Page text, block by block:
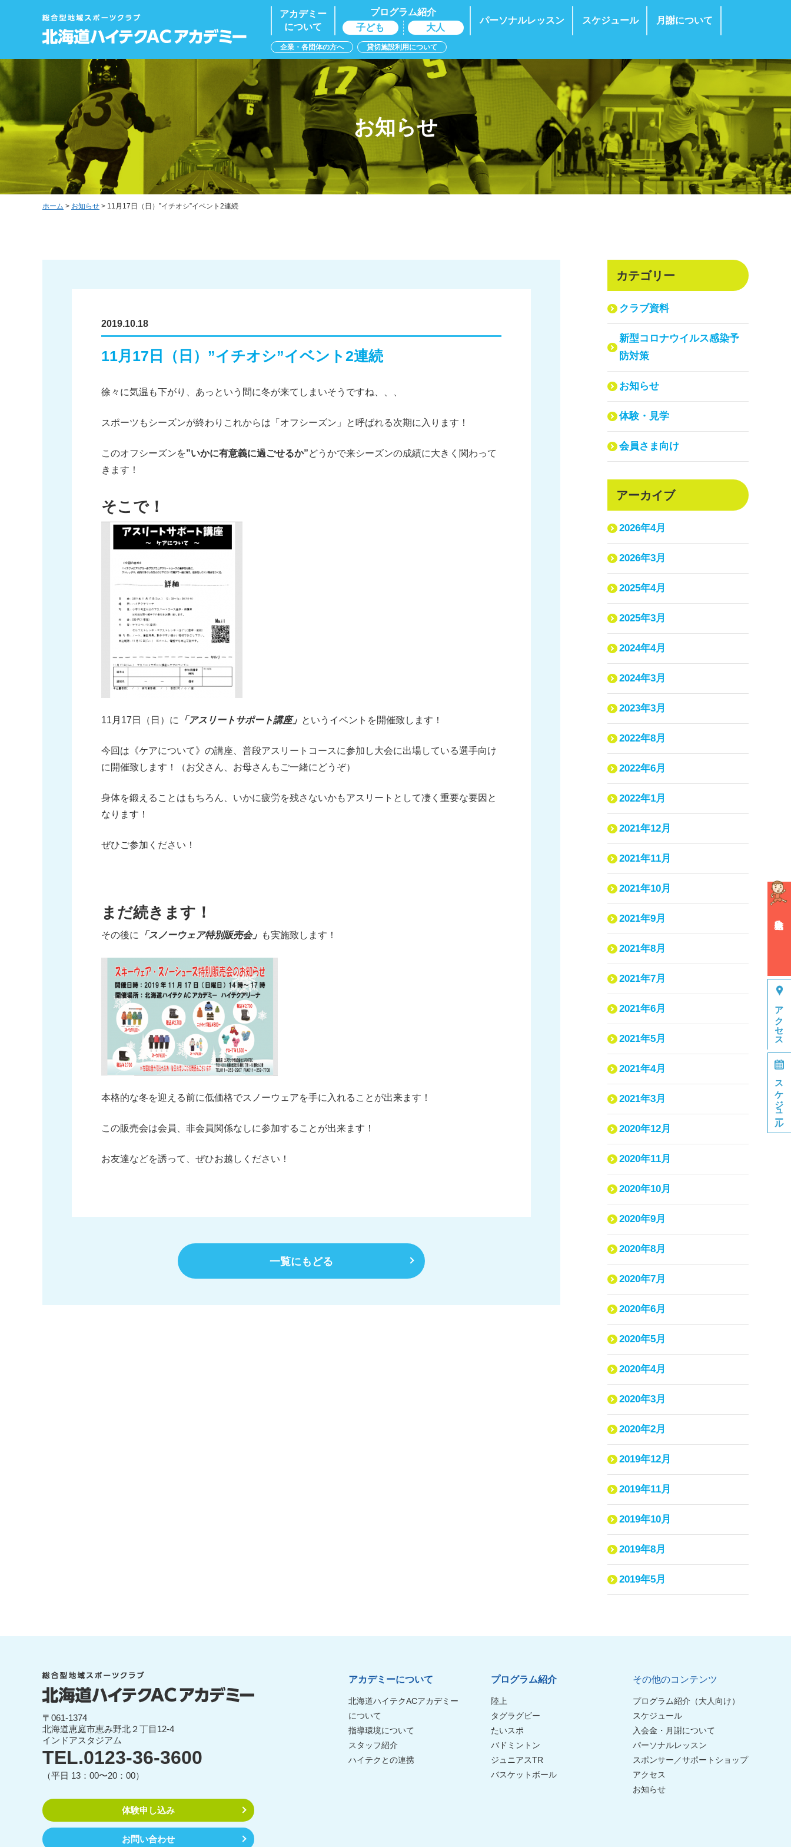
アカデミー
について
プログラム紹介
子ども
大人
パーソナルレッスン スケジュール 月謝について
企業・各団体の方へ 貸切施設利用について
お知らせ
ホーム > お知らせ > 11月17日（日）”イチオシ”イベント2連続
2019.10.18
11月17日（日）”イチオシ”イベント2連続
徐々に気温も下がり、あっという間に冬が来てしまいそうですね、、、
スポーツもシーズンが終わりこれからは「オフシーズン」と呼ばれる次期に入ります！
このオフシーズンを”いかに有意義に過ごせるか”どうかで来シーズンの成績に大きく関わって
きます！
そこで！
11月17日（日）に 「アスリートサポート講座」 というイベントを開催致します！
今回は《ケアについて》の講座、普段アスリートコースに参加し大会に出場している選手向け
に開催致します！（お父さん、お母さんもご一緒にどうぞ）
身体を鍛えることはもちろん、いかに疲労を残さないかもアスリートとして凄く重要な要因と
なります！
ぜひご参加ください！
まだ続きます！
その後に 「スノーウェア特別販売会」 も実施致します！
本格的な冬を迎える前に低価格でスノーウェアを手に入れることが出来ます！
この販売会は会員、非会員関係なしに参加することが出来ます！
お友達などを誘って、ぜひお越しください！
一覧にもどる
カテゴリー
クラブ資料
新型コロナウイルス感染予
防対策
お知らせ
体験・見学
会員さま向け
アーカイブ
2026年4月
2026年3月
2025年4月
2025年3月
2024年4月
2024年3月
2023年3月
2022年8月
2022年6月
2022年1月
2021年12月
2021年11月
2021年10月
2021年9月
2021年8月
2021年7月
2021年6月
2021年5月
2021年4月
2021年3月
2020年12月
2020年11月
2020年10月
2020年9月
2020年8月
2020年7月
2020年6月
2020年5月
2020年4月
2020年3月
2020年2月
2019年12月
2019年11月
2019年10月
2019年8月
2019年5月
〒061-1374
北海道恵庭市恵み野北２丁目12-4
インドアスタジアム
TEL.0123-36-3600
（平日 13：00〜20：00）
体験申し込み
お問い合わせ
アカデミーについて
北海道ハイテクACアカデミー
について
指導環境について
スタッフ紹介
ハイテクとの連携
プログラム紹介
陸上
タグラグビー
たいスポ
バドミントン
ジュニアスTR
バスケットボール
その他のコンテンツ
プログラム紹介（大人向け）
スケジュール
入会金・月謝について
パーソナルレッスン
スポンサー／サポートショップ
アクセス
お知らせ
体験申込み
アクセス
スケジュール